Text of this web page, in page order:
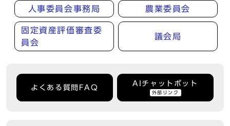
人事委員会事務局 農業委員会
固定資産評価審査委
員会
議会局
よくある質問FAQ
AIチャットボット
外部リンク